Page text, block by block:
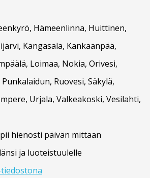
Hämeenlinna, Huittinen,
Kangasala, Kankaanpää,
Loimaa, Nokia, Orivesi,
Ruovesi, Säkylä,
Urjala, Valkeakoski, Vesilahti,
hienosti päivän mittaan
ja luoteistuulelle
tiedostona